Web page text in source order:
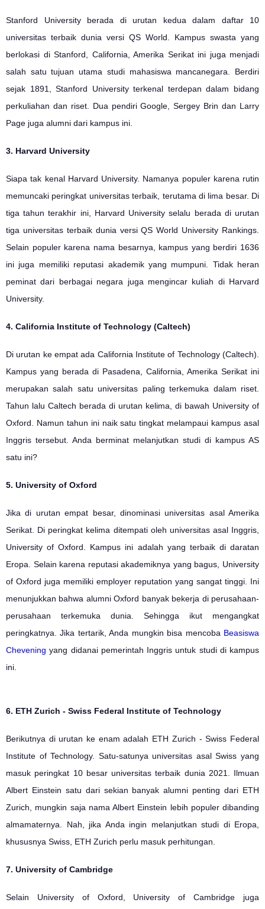
Stanford University berada di urutan kedua dalam daftar 10
universitas terbaik dunia versi QS World. Kampus swasta yang
berlokasi di Stanford, California, Amerika Serikat ini juga menjadi
salah satu tujuan utama studi mahasiswa mancanegara. Berdiri
sejak 1891, Stanford University terkenal terdepan dalam bidang
perkuliahan dan riset. Dua pendiri Google, Sergey Brin dan Larry
Page juga alumni dari kampus ini.
3. Harvard University
Siapa tak kenal Harvard University. Namanya populer karena rutin
memuncaki peringkat universitas terbaik, terutama di lima besar. Di
tiga tahun terakhir ini, Harvard University selalu berada di urutan
tiga universitas terbaik dunia versi QS World University Rankings.
Selain populer karena nama besarnya, kampus yang berdiri 1636
ini juga memiliki reputasi akademik yang mumpuni. Tidak heran
peminat dari berbagai negara juga mengincar kuliah di Harvard
University.
4. California Institute of Technology (Caltech)
Di urutan ke empat ada California Institute of Technology (Caltech).
Kampus yang berada di Pasadena, California, Amerika Serikat ini
merupakan salah satu universitas paling terkemuka dalam riset.
Tahun lalu Caltech berada di urutan kelima, di bawah University of
Oxford. Namun tahun ini naik satu tingkat melampaui kampus asal
Inggris tersebut. Anda berminat melanjutkan studi di kampus AS
satu ini?
5. University of Oxford
Jika di urutan empat besar, dinominasi universitas asal Amerika
Serikat. Di peringkat kelima ditempati oleh universitas asal Inggris,
University of Oxford. Kampus ini adalah yang terbaik di daratan
Eropa. Selain karena reputasi akademiknya yang bagus, University
of Oxford juga memiliki employer reputation yang sangat tinggi. Ini
menunjukkan bahwa alumni Oxford banyak bekerja di perusahaan-
perusahaan terkemuka dunia. Sehingga ikut mengangkat
peringkatnya. Jika tertarik, Anda mungkin bisa mencoba Beasiswa
Chevening yang didanai pemerintah Inggris untuk studi di kampus
ini.
6. ETH Zurich - Swiss Federal Institute of Technology
Berikutnya di urutan ke enam adalah ETH Zurich - Swiss Federal
Institute of Technology. Satu-satunya universitas asal Swiss yang
masuk peringkat 10 besar universitas terbaik dunia 2021. Ilmuan
Albert Einstein satu dari sekian banyak alumni penting dari ETH
Zurich, mungkin saja nama Albert Einstein lebih populer dibanding
almamaternya. Nah, jika Anda ingin melanjutkan studi di Eropa,
khususnya Swiss, ETH Zurich perlu masuk perhitungan.
7. University of Cambridge
Selain University of Oxford, University of Cambridge juga